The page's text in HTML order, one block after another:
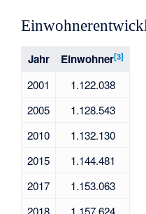
Jahr Einwohner[3]
2001
1.122.038
2005
1.128.543
2010
1.132.130
2015
1.144.481
2017
1.153.063